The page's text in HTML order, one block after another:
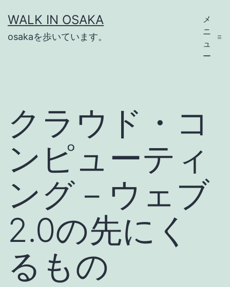
ン
テ
WALK IN OSAKA
osakaを歩いています。
メ
ニ
ュ
ー
クラウド・コ
ンピューティ
ング－ウェブ
2.0の先にく
るもの